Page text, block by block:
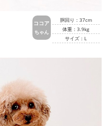
ココア
ちゃん
胴回り：37cm
体重：3.9kg
サイズ：L